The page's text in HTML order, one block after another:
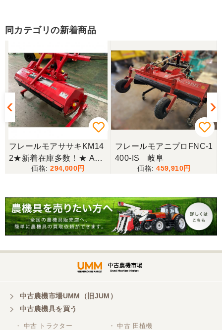
同カテゴリの新着商品
フレールモアササキKM14
2★新着在庫多数！★ A2
キャスター付 草刈り 作業
33】
294,000
フレールモアニプロFNC-1
400-IS 岐阜
459,910
中古農機市場UMM（旧JUM）
中古農機具を買う
・ 中古 トラクター ・ 中古 田植機